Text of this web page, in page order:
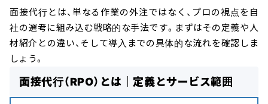
面接代行とは、単なる作業の外注ではなく、プロの視点を自
社の選考に組み込む戦略的な手法です。まずはその定義や人
材紹介との違い、そして導入までの具体的な流れを確認しま
しょう。
面接代行（RPO）とは｜定義とサービス範囲